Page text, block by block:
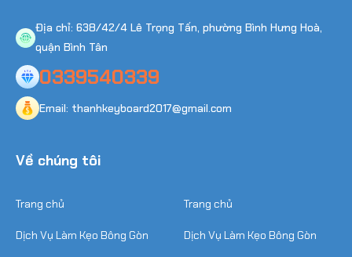
Địa chỉ: 638/42/4 Lê Trọng Tấn, phường Bình Hưng Hoà,
quận Bình Tân
0339540339
Email: thanhkeyboard2017@gmail.com
Về chúng tôi
Trang chủ
Dịch Vụ Làm Kẹo Bông Gòn
Trang chủ
Dịch Vụ Làm Kẹo Bông Gòn